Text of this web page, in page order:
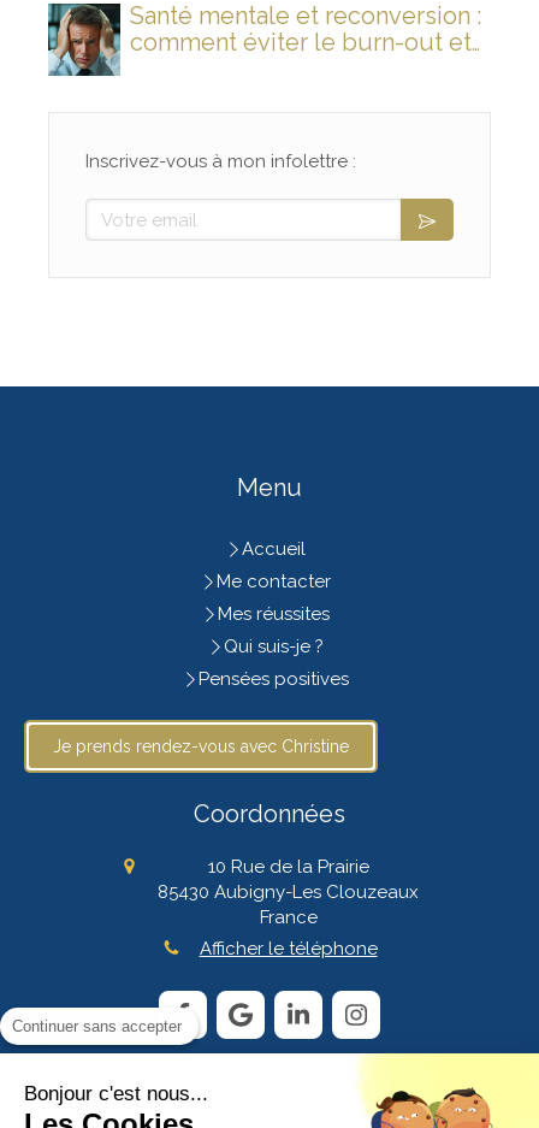
Santé mentale et reconversion :
comment éviter le burn-out et
Inscrivez-vous à mon infolettre :
Votre email
Menu
Accueil
Me contacter
Mes réussites
Qui suis-je ?
Pensées positives
Je prends rendez-vous avec Christine
Coordonnées
10 Rue de la Prairie
85430 Aubigny-Les Clouzeaux
France
Afficher le téléphone
Plan du site
Continuer sans accepter
Bonjour c'est nous...